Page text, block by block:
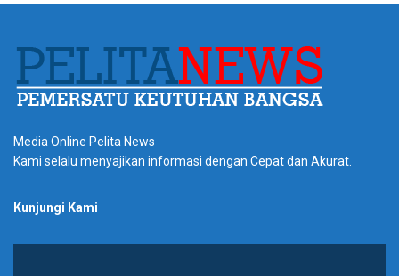
Media Online Pelita News
Kami selalu menyajikan informasi dengan Cepat dan Akurat.
Kunjungi Kami